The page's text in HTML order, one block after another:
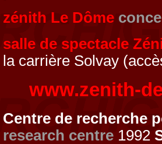
zénith Le Dôme
salle de spectacle
la carrière Solvay
www.zenith-
Centre de recherche
research centre 1992